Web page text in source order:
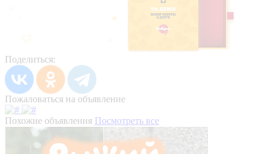
Поделиться:
Пожаловаться на объявление
Похожие объявления Посмотреть все